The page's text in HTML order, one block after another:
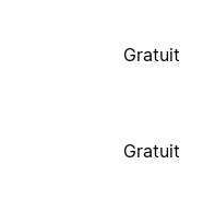
Gratuit
Gratuit